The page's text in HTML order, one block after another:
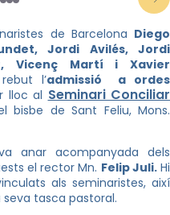
de Barcelona Diego
Jordi Avilés, Jordi
Vicenç Martí i Xavier
l’admissió a ordes
lloc al Seminari Conciliar
bisbe de Sant Feliu, Mons.
anar acompanyada dels
el rector Mn. Felip Juli.Hi
als seminaristes, així
tasca pastoral.